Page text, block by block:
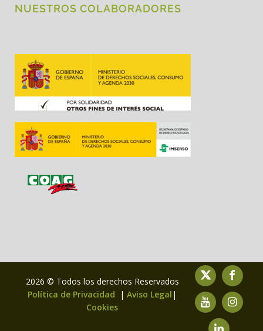
NUESTROS COLABORADORES
2026 © Todos los derechos Reservados
Política de Privacidad
| Aviso Legal |
Cookies